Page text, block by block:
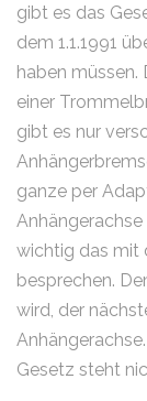
gibt es das
dem 1.1.1991
haben müssen.
einer
gibt es nur
ganze per
wichtig das mit
besprechen.
wird, der
Gesetz steht